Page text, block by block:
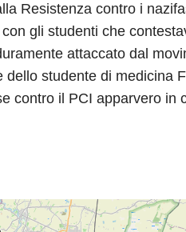
Resistenza contro i
gli studenti che
attaccato dal
dello studente di medicina
contro il PCI apparvero in